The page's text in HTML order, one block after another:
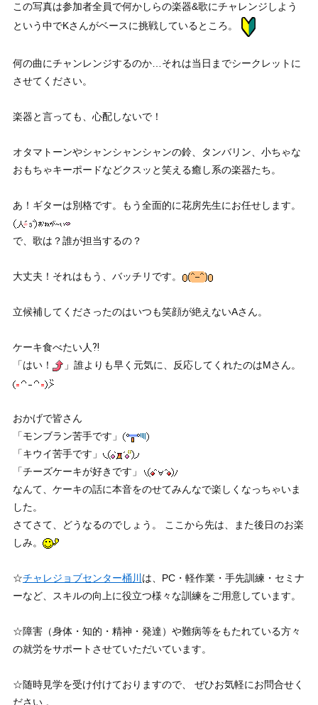
この写真は参加者全員で何かしらの楽器&歌にチャレンジしよう
という中でKさんがベースに挑戦しているところ。
何の曲にチャンレンジするのか…それは当日までシークレットに
させてください。
楽器と言っても、心配しないで！
オタマトーンやシャンシャンシャンの鈴、タンバリン、小ちゃな
おもちゃキーポードなどクスッと笑える癒し系の楽器たち。
あ！ギターは別格です。もう全面的に花房先生にお任せします。
で、歌は？誰が担当するの？
大丈夫！それはもう、バッチリです。
立候補してくださったのはいつも笑顔が絶えないAさん。
ケーキ食べたい人⁈
「はい！
」誰よりも早く元気に、反応してくれたのはMさん。
おかげで皆さん
「モンブラン苦手です」
「キウイ苦手です」
「チーズケーキが好きです」
なんて、ケーキの話に本音をのせてみんなで楽しくなっちゃいま
した。
さてさて、どうなるのでしょう。 ここから先は、また後日のお楽
しみ。
☆チャレジョブセンター桶川 は、PC・軽作業・手先訓練・セミナ
ーなど、スキルの向上に役立つ様々な訓練をご用意しています。
☆障害（身体・知的・精神・発達）や難病等をもたれている方々
の就労をサポートさせていただいています。
☆随時見学を受け付けておりますので、 ぜひお気軽にお問合せく
ださい 。